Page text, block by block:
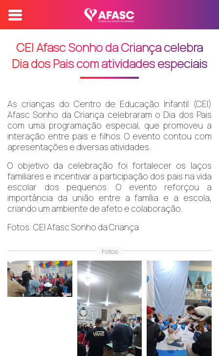
CEI Afasc Sonho da Criança celebra
Dia dos Pais com atividades especiais
As crianças do Centro de Educação Infantil (CEI)
Afasc Sonho da Criança celebraram o Dia dos Pais
com uma programação especial, que promoveu a
interação entre pais e filhos. O evento contou com
apresentações e diversas atividades.
O objetivo da celebração foi fortalecer os laços
familiares e incentivar a participação dos pais na vida
escolar dos pequenos. O evento reforçou a
importância da união entre a família e a escola,
criando um ambiente de afeto e colaboração.
Fotos: CEI Afasc Sonho da Criança
Fotos